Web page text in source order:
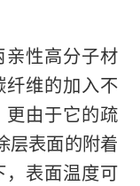
性高分子材
维的加入不
由于它的疏
层表面的附着
表面温度可